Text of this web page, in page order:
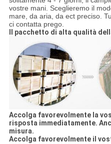
vostre mani. Sceglieremo il
mare, da aria, da ect preciso.
ci contatta prego.
Il pacchetto di alta qualità
Accolga favorevolmente la
risposta immediatamente.
misura.
Accolga favorevolmente il